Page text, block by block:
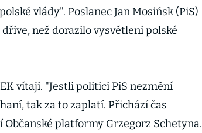
vlády". Poslanec Jan Mosińsk (PiS)
než dorazilo vysvětlení polské
vítají. "Jestli politici PiS nezmění
tak za to zaplatí. Přichází čas
platformy Grzegorz Schetyna.